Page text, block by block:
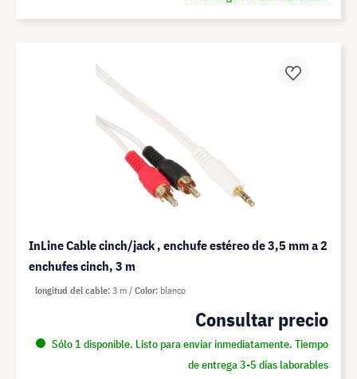
InLine Cable cinch/jack , enchufe estéreo de 3,5 mm a 2
enchufes cinch, 3 m
Consultar precio
Sólo 1 disponible. Listo para enviar inmediatamente. Tiempo
de entrega 3-5 días laborables
longitud del cable 3 m Color blanco